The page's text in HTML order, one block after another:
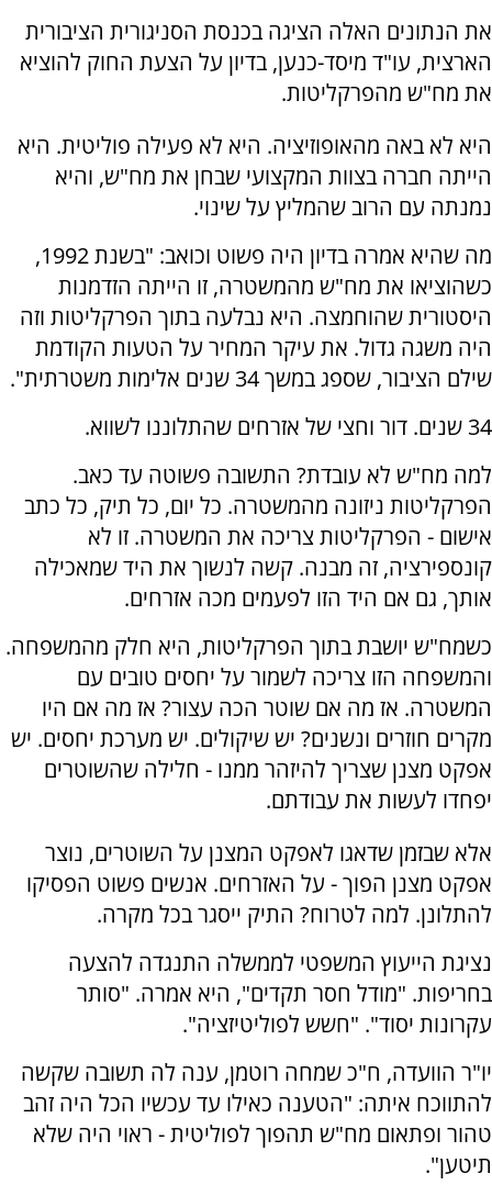
את הנתונים האלה הציגה בכנסת הסניגורית הציבורית
הארצית, עו"ד מיסד-כנען, בדיון על הצעת החוק להוציא
את מח"ש מהפרקליטות.
היא לא באה מהאופוזיציה. היא לא פעילה פוליטית. היא
הייתה חברה בצוות המקצועי שבחן את מח"ש, והיא
נמנתה עם הרוב שהמליץ על שינוי.
מה שהיא אמרה בדיון היה פשוט וכואב: "בשנת 1992,
כשהוציאו את מח"ש מהמשטרה, זו הייתה הזדמנות
היסטורית שהוחמצה. היא נבלעה בתוך הפרקליטות וזה
היה משגה גדול. את עיקר המחיר על הטעות הקודמת
שילם הציבור, שספג במשך 34 שנים אלימות משטרתית".
34 שנים. דור וחצי של אזרחים שהתלוננו לשווא.
למה מח"ש לא עובדת? התשובה פשוטה עד כאב.
הפרקליטות ניזונה מהמשטרה. כל יום, כל תיק, כל כתב
אישום - הפרקליטות צריכה את המשטרה. זו לא
קונספירציה, זה מבנה. קשה לנשוך את היד שמאכילה
אותך, גם אם היד הזו לפעמים מכה אזרחים.
כשמח"ש יושבת בתוך הפרקליטות, היא חלק מהמשפחה.
והמשפחה הזו צריכה לשמור על יחסים טובים עם
המשטרה. אז מה אם שוטר הכה עצור? אז מה אם היו
מקרים חוזרים ונשנים? יש שיקולים. יש מערכת יחסים. יש
אפקט מצנן שצריך להיזהר ממנו - חלילה שהשוטרים
יפחדו לעשות את עבודתם.
אלא שבזמן שדאגו לאפקט המצנן על השוטרים, נוצר
אפקט מצנן הפוך - על האזרחים. אנשים פשוט הפסיקו
להתלונן. למה לטרוח? התיק ייסגר בכל מקרה.
נציגת הייעוץ המשפטי לממשלה התנגדה להצעה
בחריפות. "מודל חסר תקדים", היא אמרה. "סותר
עקרונות יסוד". "חשש לפוליטיזציה".
יו"ר הוועדה, ח"כ שמחה רוטמן, ענה לה תשובה שקשה
להתווכח איתה: "הטענה כאילו עד עכשיו הכל היה זהב
טהור ופתאום מח"ש תהפוך לפוליטית - ראוי היה שלא
תיטען".